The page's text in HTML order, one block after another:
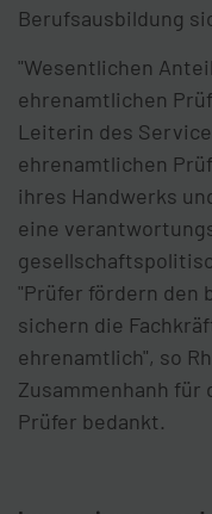
Berufsausbildung
"Wesentlichen
ehrenamtlichen
Leiterin des
ehrenamtlichen
ihres Handwerks
eine
"Prüfer fördern den
sichern die
ehrenamtlich", so
Zusammenhanh für
Prüfer bedankt.